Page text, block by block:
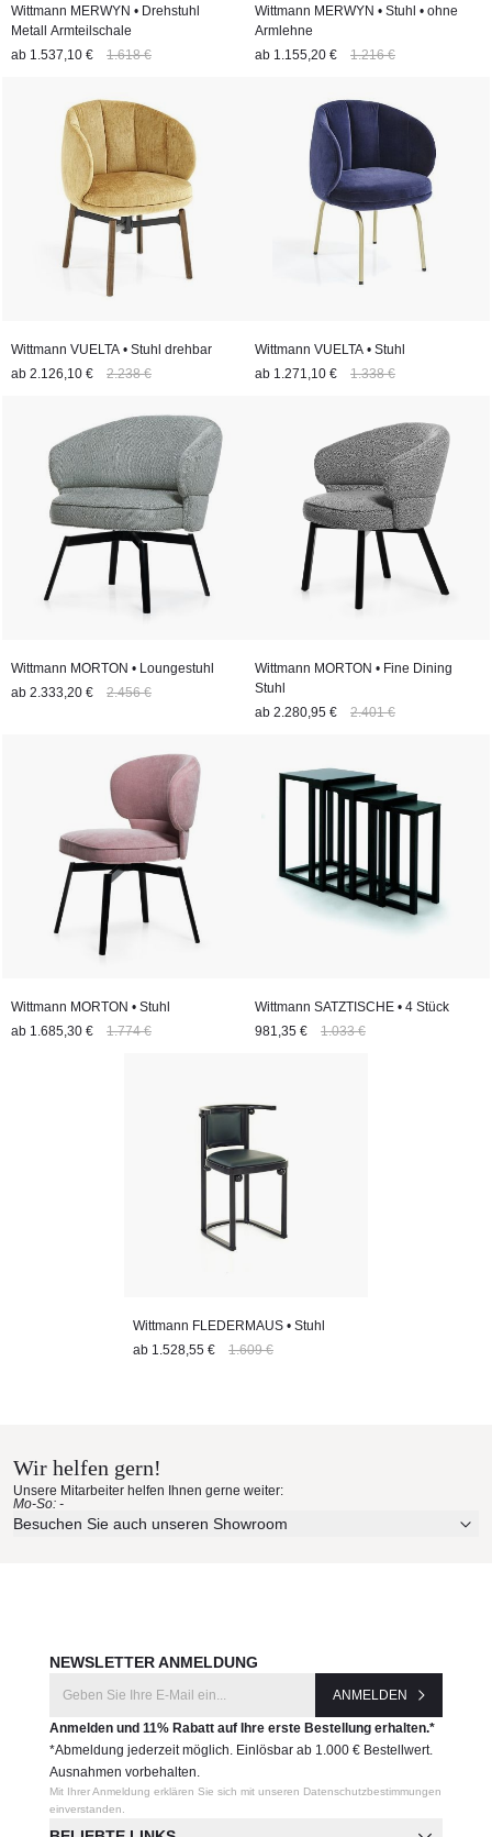
Wittmann MERWYN • Drehstuhl
Metall Armteilschale
ab 1.537,10 € 1.618 €
Wittmann MERWYN • Stuhl • ohne
Armlehne
ab 1.155,20 € 1.216 €
Wittmann VUELTA • Stuhl drehbar
ab 2.126,10 € 2.238 €
Wittmann VUELTA • Stuhl
ab 1.271,10 € 1.338 €
Wittmann MORTON • Loungestuhl
ab 2.333,20 € 2.456 €
Wittmann MORTON • Fine Dining
Stuhl
ab 2.280,95 € 2.401 €
Wittmann MORTON • Stuhl
ab 1.685,30 € 1.774 €
Wittmann SATZTISCHE • 4 Stück
981,35 €
1.033 €
Wittmann FLEDERMAUS • Stuhl
ab 1.528,55 € 1.609 €
Wir helfen gern!
Unsere Mitarbeiter helfen Ihnen gerne weiter:
Mo-So: -
Besuchen Sie auch unseren Showroom
NEWSLETTER ANMELDUNG
ANMELDEN
Anmelden und 11% Rabatt auf Ihre erste Bestellung erhalten.*
*Abmeldung jederzeit möglich. Einlösbar ab 1.000 € Bestellwert.
Ausnahmen vorbehalten.
Mit Ihrer Anmeldung erklären Sie sich mit unseren Datenschutzbestimmungen
einverstanden.